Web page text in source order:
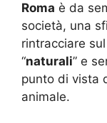
Roma è da
società, una
rintracciare
“naturali” e
punto di vista
animale.